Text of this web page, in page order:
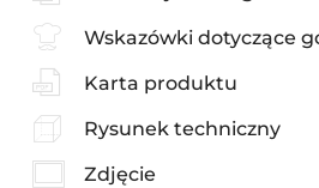
Wskazówki dotyczące
Karta produktu
Rysunek techniczny
Zdjęcie